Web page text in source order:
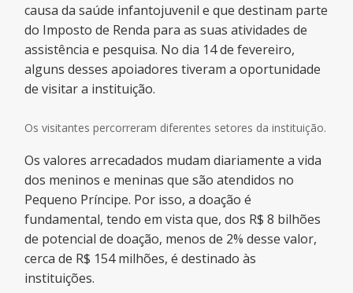
causa da saúde infantojuvenil e que destinam parte
do Imposto de Renda para as suas atividades de
assistência e pesquisa. No dia 14 de fevereiro,
alguns desses apoiadores tiveram a oportunidade
de visitar a instituição.
Os visitantes percorreram diferentes setores da instituição.
Os valores arrecadados mudam diariamente a vida
dos meninos e meninas que são atendidos no
Pequeno Príncipe. Por isso, a doação é
fundamental, tendo em vista que, dos R$ 8 bilhões
de potencial de doação, menos de 2% desse valor,
cerca de R$ 154 milhões, é destinado às
instituições.